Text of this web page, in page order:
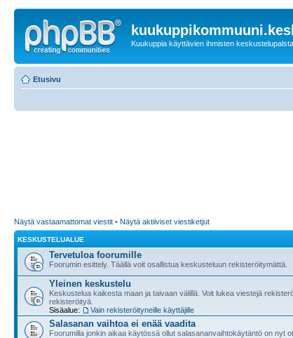
Kuukuppia käyttävien ihmisten keskustelupalsta.
Etusivu
Näytä vastaamattomat viestit • Näytä aktiiviset viestiketjut
KESKUSTELUALUE
Tervetuloa foorumille
Foorumin esittely. Täällä voit osallistua keskusteluun rekisteröitymättä.
Yleinen keskustelu
Keskustelua kaikesta maan ja taivaan välillä. Voit lukea viestejä
rekisteröityä.
Sisäalue:
Vain rekisteröityneille käyttäjille
Salasanan vaihtoa ei enää vaadita
Foorumilla jonkin aikaa käytössä ollut salasananvaihtokäytäntö on nyt